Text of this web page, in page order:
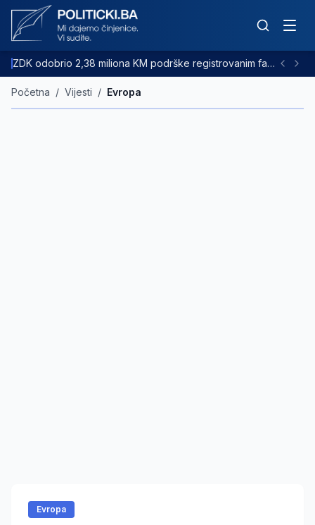
ZDK odobrio 2,38 miliona KM podrške registrovanim farmama goveda
Početna / Vijesti / Evropa
Evropa